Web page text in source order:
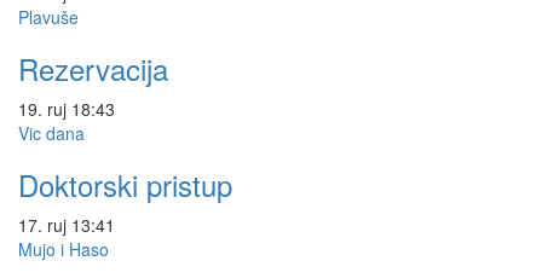
Plavuše
Rezervacija
19. ruj 18:43
Vic dana
Doktorski pristup
17. ruj 13:41
Mujo i Haso